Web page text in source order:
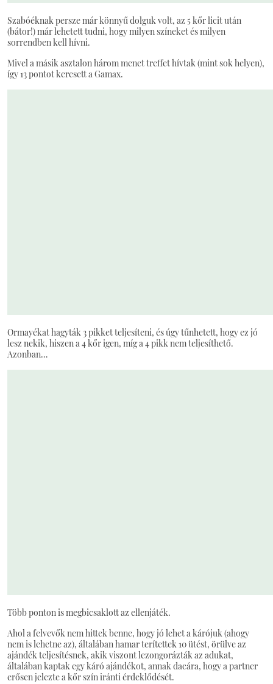
Szabóéknak persze már könnyű dolguk volt, az 5 kőr licit után
(bátor!) már lehetett tudni, hogy milyen színeket és milyen
sorrendben kell hívni.
Mivel a másik asztalon három menet treffet hívtak (mint sok helyen),
így 13 pontot keresett a Gamax.
Ormayékat hagyták 3 pikket teljesíteni, és úgy tűnhetett, hogy ez jó
lesz nekik, hiszen a 4 kőr igen, míg a 4 pikk nem teljesíthető.
Azonban…
Több ponton is megbicsaklott az ellenjáték.
Ahol a felvevők nem hittek benne, hogy jó lehet a kárójuk (ahogy
nem is lehetne az), általában hamar terítettek 10 ütést, örülve az
ajándék teljesítésnek, akik viszont lezongorázták az adukat,
általában kaptak egy káró ajándékot, annak dacára, hogy a partner
erősen jelezte a kőr szín iránti érdeklődését.